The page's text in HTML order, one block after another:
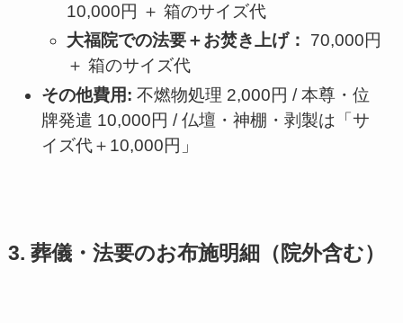
10,000円 ＋ 箱のサイズ代
大福院での法要＋お焚き上げ：
70,000円
＋ 箱のサイズ代
その他費用: 不燃物処理 2,000円 / 本尊・位
牌発遣 10,000円 / 仏壇・神棚・剥製は「サ
イズ代＋10,000円」
3. 葬儀・法要のお布施明細（院外含む）